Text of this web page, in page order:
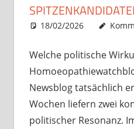
18/02/2026
Welche politische
Newsblog tatsächlich
Wochen liefern zwei
politischer Resonanz.